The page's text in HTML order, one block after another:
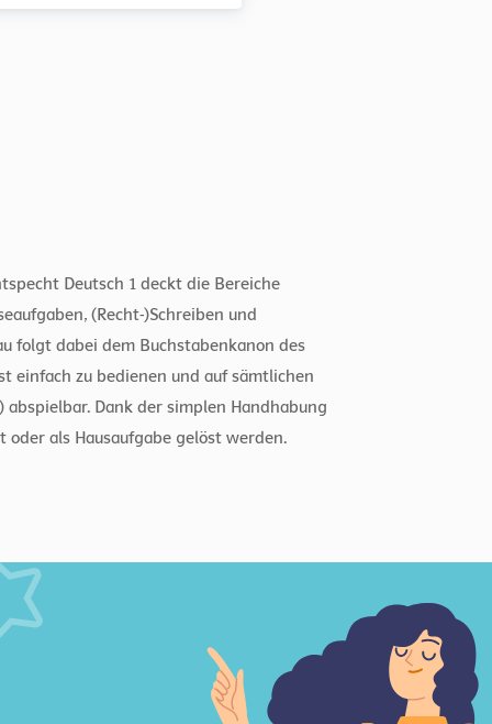
Deutsch 1 deckt die Bereiche
(Recht-)Schreiben und
folgt dabei dem Buchstabenkanon des
einfach zu bedienen und auf sämtlichen
Dank der simplen Handhabung
als Hausaufgabe gelöst werden.